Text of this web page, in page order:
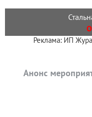
Реклама: ИП
Анонс